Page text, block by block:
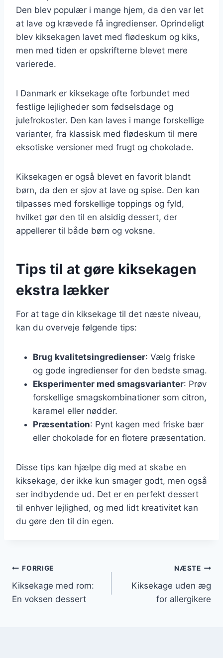
Den blev populær i mange hjem, da den var let
at lave og krævede få ingredienser. Oprindeligt
blev kiksekagen lavet med flødeskum og kiks,
men med tiden er opskrifterne blevet mere
varierede.
I Danmark er kiksekage ofte forbundet med
festlige lejligheder som fødselsdage og
julefrokoster. Den kan laves i mange forskellige
varianter, fra klassisk med flødeskum til mere
eksotiske versioner med frugt og chokolade.
Kiksekagen er også blevet en favorit blandt
børn, da den er sjov at lave og spise. Den kan
tilpasses med forskellige toppings og fyld,
hvilket gør den til en alsidig dessert, der
appellerer til både børn og voksne.
Tips til at gøre kiksekagen
ekstra lækker
For at tage din kiksekage til det næste niveau,
kan du overveje følgende tips:
Brug kvalitetsingredienser: Vælg friske
og gode ingredienser for den bedste smag.
Eksperimenter med smagsvarianter: Prøv
forskellige smagskombinationer som citron,
karamel eller nødder.
Præsentation: Pynt kagen med friske bær
eller chokolade for en flotere præsentation.
Disse tips kan hjælpe dig med at skabe en
kiksekage, der ikke kun smager godt, men også
ser indbydende ud. Det er en perfekt dessert
til enhver lejlighed, og med lidt kreativitet kan
du gøre den til din egen.
Indlægsnavigation
FORRIGE
Kiksekage med rom:
En voksen dessert
NÆSTE
Kiksekage uden æg
for allergikere